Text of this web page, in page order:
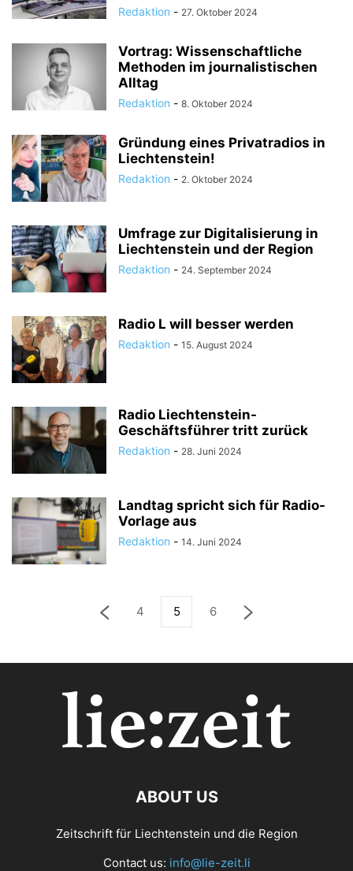
Redaktion - 27. Oktober 2024
Vortrag: Wissenschaftliche
Methoden im journalistischen
Alltag
Redaktion - 8. Oktober 2024
Gründung eines Privatradios in
Liechtenstein!
Redaktion - 2. Oktober 2024
Umfrage zur Digitalisierung in
Liechtenstein und der Region
Redaktion - 24. September 2024
Radio L will besser werden
Redaktion - 15. August 2024
Radio Liechtenstein-
Geschäftsführer tritt zurück
Redaktion - 28. Juni 2024
Landtag spricht sich für Radio-
Vorlage aus
Redaktion - 14. Juni 2024
4 5 6
ABOUT US
Zeitschrift für Liechtenstein und die Region
Contact us: info@lie-zeit.li